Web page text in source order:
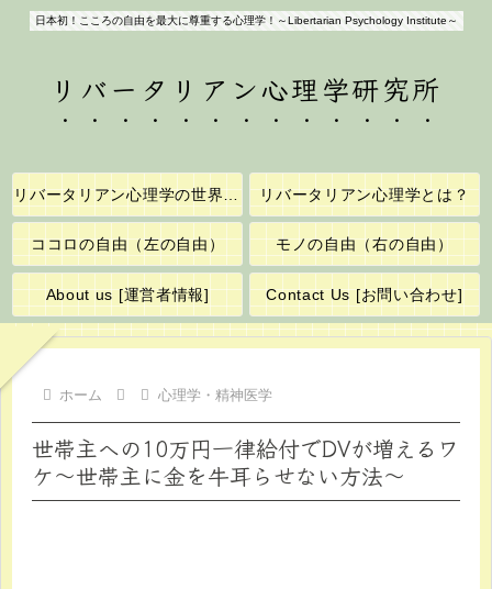
日本初！こころの自由を最大に尊重する心理学！～Libertarian Psychology Institute～
リバータリアン心理学研究所
リバータリアン心理学の世界へようこそ！ リバータリアン心理学とは？
ココロの自由（左の自由） モノの自由（右の自由）
About us [運営者情報] Contact Us [お問い合わせ]
ホーム 心理学・精神医学
世帯主への10万円一律給付でDVが増えるワ
ケ～世帯主に金を牛耳らせない方法～